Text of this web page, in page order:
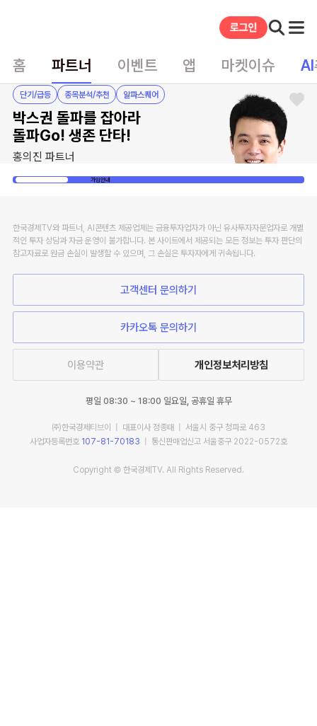
홈 파트너 이벤트 앱 마켓이슈 AI
단기/급등 종목분석/추천 알파스퀘어
박스권 돌파를 잡아라
돌파Go! 생존 단타!
홍의진 파트너
가입안내
한국경제TV와 파트너, AI콘텐츠 제공업체는 금융투자업자가 아닌 유사투자자문업자로 개별
적인 투자 상담과 자금 운영이 불가합니다. 본 사이트에서 제공되는 모든 정보는 투자 판단의
참고자료로 원금 손실이 발생할 수 있으며, 그 손실은 투자자에게 귀속됩니다.
고객센터 문의하기
카카오톡 문의하기
이용약관 개인정보처리방침
평일 08:30 ~ 18:00 일요일, 공휴일 휴무
㈜한국경제티브이 | 대표이사 정종태 | 서울시 중구 청파로 463
사업자등록번호 107-81-70183 | 통신판매업신고 서울중구 2022-0572호
Copyright © 한국경제TV. All Rights Reserved.